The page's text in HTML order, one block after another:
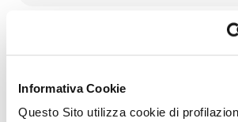
Informativa Cookie
Questo Sito utilizza cookie di
RINIERI Srl
Hall NUOVO Stand C/9